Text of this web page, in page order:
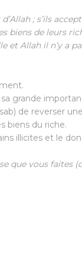
; s’ils
biens de leurs
et Allah il n’y a
grande
de reverser
biens du riche.
illicites et le
que vous faites